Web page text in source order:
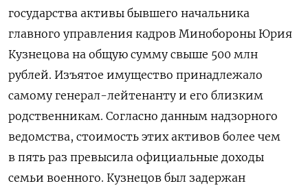
государства активы бывшего начальника
главного управления кадров Минобороны Юрия
Кузнецова на общую сумму свыше 500 млн
рублей. Изъятое имущество принадлежало
самому генерал-лейтенанту и его близким
родственникам. Согласно данным надзорного
ведомства, стоимость этих активов более чем
в пять раз превысила официальные доходы
семьи военного. Кузнецов был задержан